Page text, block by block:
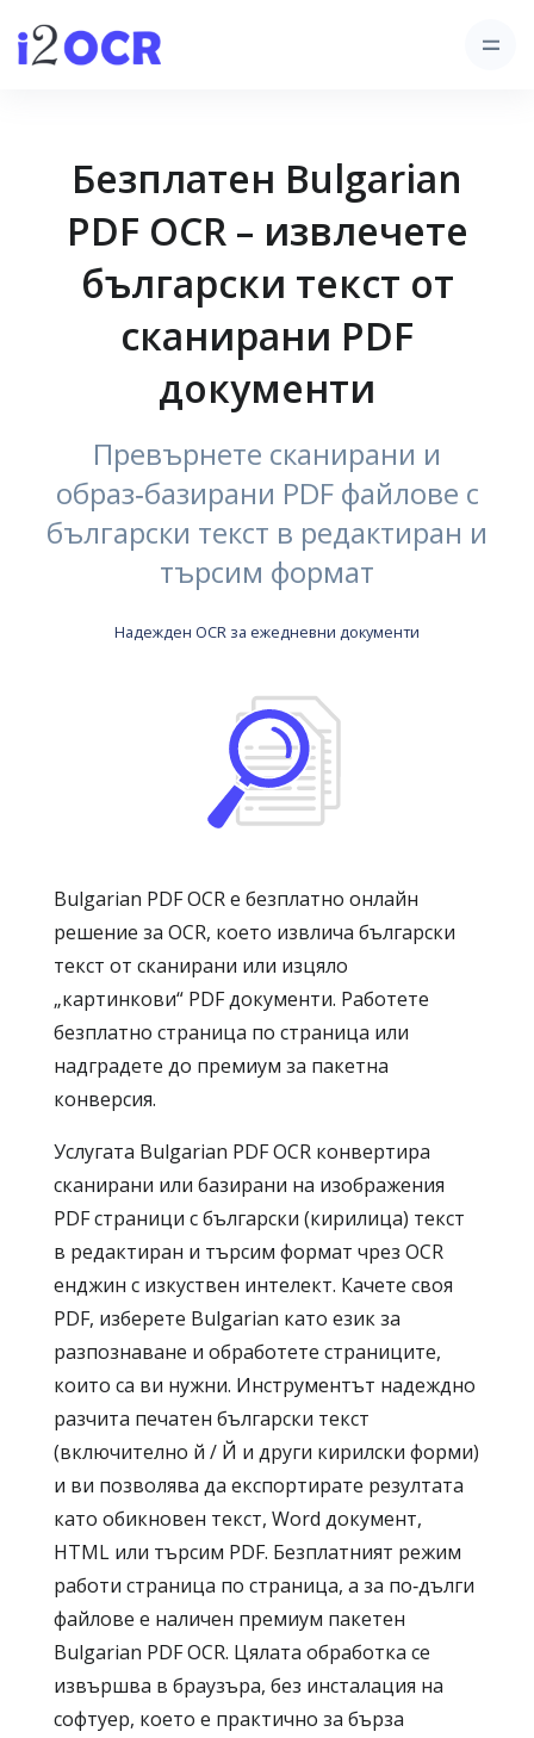
Безплатен Bulgarian
PDF OCR – извлечете
български текст от
сканирани PDF
документи
Превърнете сканирани и
образ‑базирани PDF файлове с
български текст в редактиран и
търсим формат
Надежден OCR за ежедневни документи
Bulgarian PDF OCR е безплатно онлайн
решение за OCR, което извлича български
текст от сканирани или изцяло
„картинкови“ PDF документи. Работете
безплатно страница по страница или
надградете до премиум за пакетна
конверсия.
Услугата Bulgarian PDF OCR конвертира
сканирани или базирани на изображения
PDF страници с български (кирилица) текст
в редактиран и търсим формат чрез OCR
енджин с изкуствен интелект. Качете своя
PDF, изберете Bulgarian като език за
разпознаване и обработете страниците,
които са ви нужни. Инструментът надеждно
разчита печатен български текст
(включително й / Й и други кирилски форми)
и ви позволява да експортирате резултата
като обикновен текст, Word документ,
HTML или търсим PDF. Безплатният режим
работи страница по страница, а за по‑дълги
файлове е наличен премиум пакетен
Bulgarian PDF OCR. Цялата обработка се
извършва в браузъра, без инсталация на
софтуер, което е практично за бърза